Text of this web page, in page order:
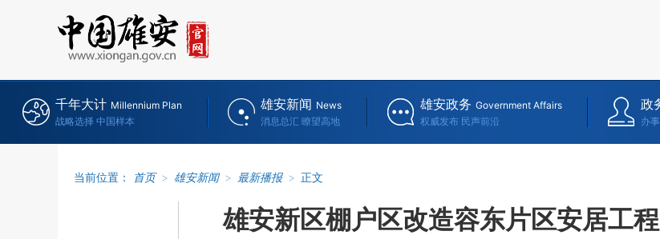
千年大计 Millennium Plan
战略选择 中国样本
雄安新闻 News
消息总汇 瞭望高地
雄安政务 Government Affairs
权威发布 民声前沿
政
办
当前位置： 首页 > 雄安新闻 > 最新播报 > 正文
雄安新区棚户区改造容东片区安居工